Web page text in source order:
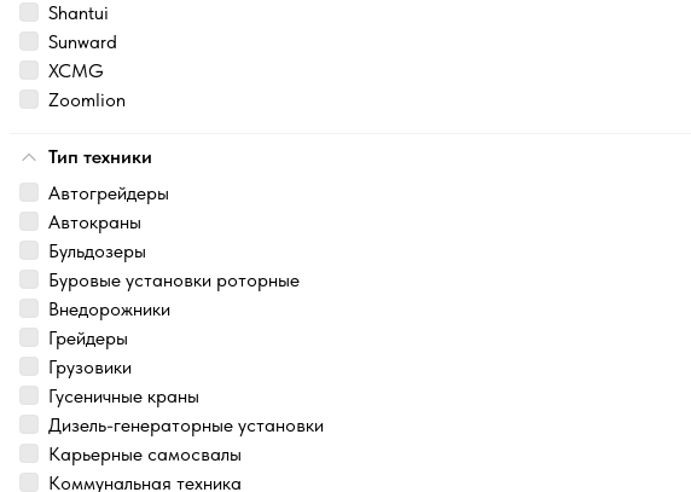
Shantui
Sunward
XCMG
Zoomlion
Тип техники
Автогрейдеры
Автокраны
Бульдозеры
Буровые установки роторные
Внедорожники
Грейдеры
Грузовики
Гусеничные краны
Дизель-генераторные установки
Карьерные самосвалы
Коммунальная техника